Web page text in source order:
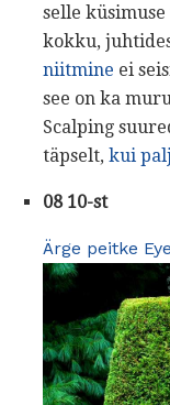
selle
kokku,
niitmine ei
see on ka
Scalping
täpselt, kui
08 10-st
Ärge peitke